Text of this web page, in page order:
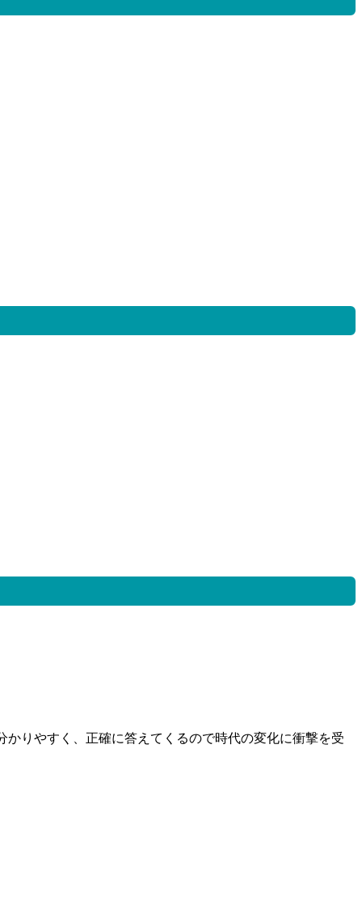
りやすく、正確に答えてくるので時代の変化に衝撃を受